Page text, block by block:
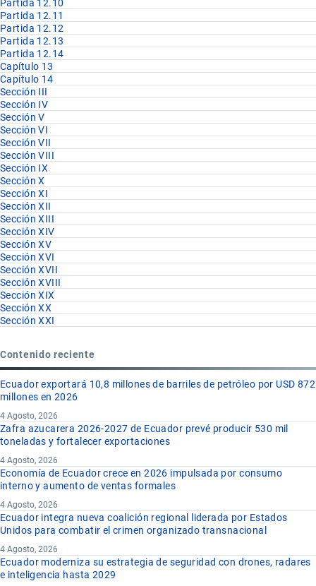
Partida 12.10
Partida 12.11
Partida 12.12
Partida 12.13
Partida 12.14
Capítulo 13
Capítulo 14
Sección III
Sección IV
Sección V
Sección VI
Sección VII
Sección VIII
Sección IX
Sección X
Sección XI
Sección XII
Sección XIII
Sección XIV
Sección XV
Sección XVI
Sección XVII
Sección XVIII
Sección XIX
Sección XX
Sección XXI
Contenido reciente
Ecuador exportará 10,8 millones de barriles de petróleo por USD 872
millones en 2026
4 Agosto, 2026
Zafra azucarera 2026-2027 de Ecuador prevé producir 530 mil
toneladas y fortalecer exportaciones
4 Agosto, 2026
Economía de Ecuador crece en 2026 impulsada por consumo
interno y aumento de ventas formales
4 Agosto, 2026
Ecuador integra nueva coalición regional liderada por Estados
Unidos para combatir el crimen organizado transnacional
4 Agosto, 2026
Ecuador moderniza su estrategia de seguridad con drones, radares
e inteligencia hasta 2029